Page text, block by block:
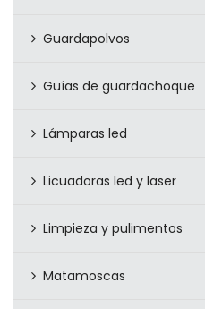
Guardapolvos
Guías de guardachoque
Lámparas led
Licuadoras led y laser
Limpieza y pulimentos
Matamoscas